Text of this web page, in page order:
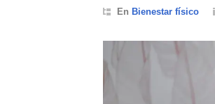
En Bienestar físico